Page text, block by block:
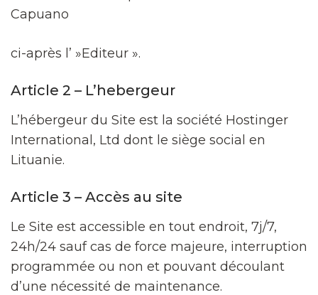
Capuano
ci-après l’ »Editeur ».
Article 2 – L’hebergeur
L’hébergeur du Site est la société Hostinger
International, Ltd dont le siège social en
Lituanie.
Article 3 – Accès au site
Le Site est accessible en tout endroit, 7j/7,
24h/24 sauf cas de force majeure, interruption
programmée ou non et pouvant découlant
d’une nécessité de maintenance.